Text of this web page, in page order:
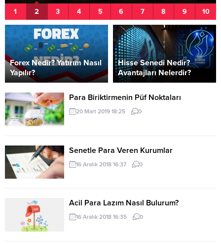
1 2 3 4 5 6 7 8 9 10
Forex Nedir? Yatırım Nasıl
Yapılır?
Hisse Senedi Nedir?
Avantajları Nelerdir?
Para Biriktirmenin Püf Noktaları
20 Mart 2019 18:25 0
Senetle Para Veren Kurumlar
16 Aralık 2018 16:37 0
Acil Para Lazım Nasıl Bulurum?
16 Aralık 2018 16:35 0